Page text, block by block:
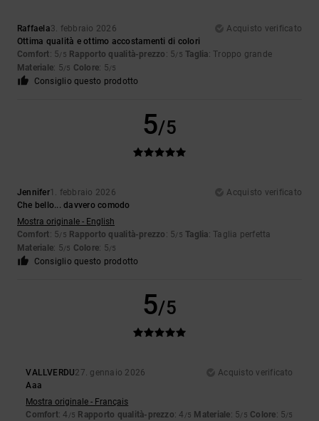
Raffaela3. febbraio 2026
Acquisto verificato
Ottima qualità e ottimo accostamenti di colori
Comfort: 5/5 Rapporto qualità-prezzo : 5/5 Taglia: Troppo grande
Materiale: 5/5 Colore: 5/5
Consiglio questo prodotto
5/5
Jennifer1. febbraio 2026
Acquisto verificato
Che bello... davvero comodo
Mostra originale - English
Comfort: 5/5 Rapporto qualità-prezzo : 5/5 Taglia: Taglia perfetta
Materiale: 5/5 Colore: 5/5
Consiglio questo prodotto
5/5
VALLVERDU27. gennaio 2026
Acquisto verificato
Aaa
Mostra originale - Français
Comfort: 4 /5 Rapporto qualità-prezzo: 4 /5 Materiale: 5/5 Colore: 5/5